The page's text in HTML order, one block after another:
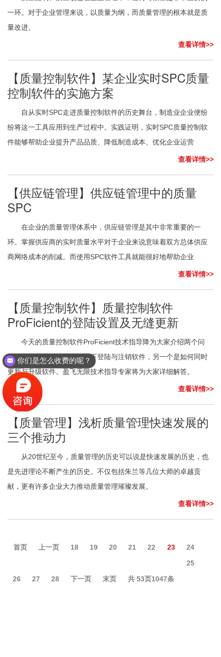
一环。对于企业管理来说，以质量为纲，而质量管理的根本就是质
量改进。
查看详情>>
【质量控制软件】某企业实时SPC质量
控制软件的实施方案
自从实时SPC走进质量控制软件的历史舞台，制造业企业便纷
纷将这一工具应用到生产过程中。实践证明，实时SPC质量控制软
件能够帮助企业提升产品品质、降低制造成本、优化企业运营
查看详情>>
【供应链管理】供应链管理中的质量
SPC
在企业的质量管理体系中，供应链管理是其中非常重要的一
环。掌握供应商的实时质量水平对于企业来说意味着双方总体供应
商网络成本的削减。而使用SPC软件工具就能很好地帮助企业
查看详情>>
【质量控制软件】质量控制软件
ProFicient的登陆设置及无缝更新
今天的质量控制软件ProFicient技术指导降为大家介绍两个问
题，一个是如何在安全策略下登陆与注销软件，另一个是如何同时
更新与升级软件。盈飞无限技术指导专家将为大家详细解答。
查看详情>>
【质量管理】浅析质量管理快速发展的
三个推动力
从20世纪至今，质量管理的历史可以说是快速发展的历史，也
是先进理论不断产生的历史。不仅包括朱兰等几位大师的卓越贡
献，更有许多企业大力推动质量管理璀璨发展。
查看详情>>
首页 上一页 18 19 20 21 22 23
24
25
26
27 28 下一页 末页 共 53页1047条
你们是怎么收费的呢？